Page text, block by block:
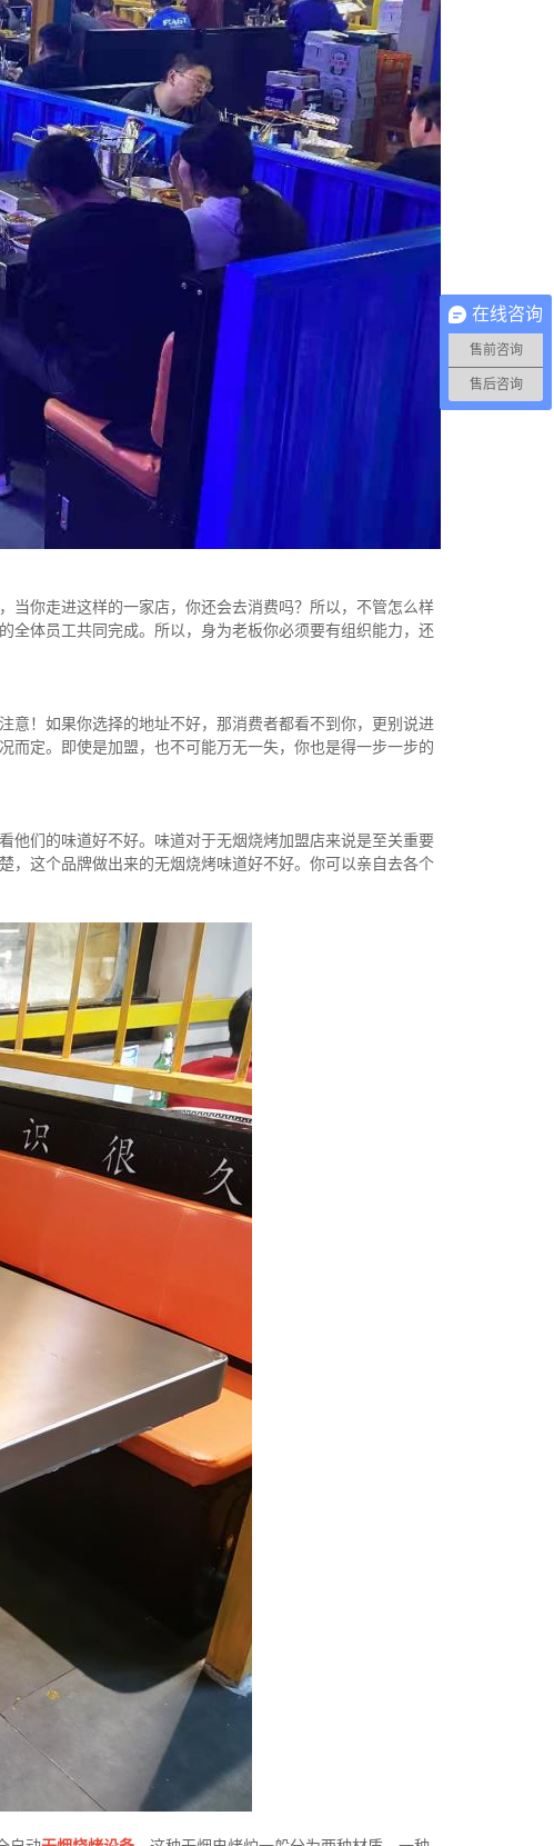
当你走进这样的一家店，你还会去消费吗？所以，不管怎么样
全体员工共同完成。所以，身为老板你必须要有组织能力，还
意！如果你选择的地址不好，那消费者都看不到你，更别说进
而定。即使是加盟，也不可能万无一失，你也是得一步一步的
他们的味道好不好。味道对于无烟烧烤加盟店来说是至关重要
，这个品牌做出来的无烟烧烤味道好不好。你可以亲自去各个
在线咨询
售前咨询
售后咨询